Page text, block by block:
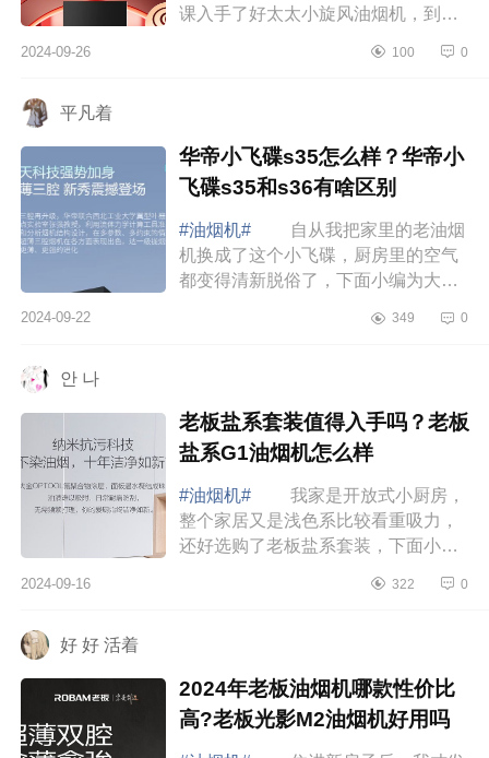
课入手了好太太小旋风油烟机，到家
买到的家电，下面小编为大家介绍下
2024-09-26 100 0
平凡着
华帝小飞碟s35怎么样？华帝小
飞碟s35和s36有啥区别
#油烟机#
自从我把家里的老油烟
机换成了这个小飞碟，厨房里的空气
都变得清新脱俗了，下面小编为大家
飞碟s35和s36有啥区别 华帝小飞
2024-09-22 349 0
안 나
老板盐系套装值得入手吗？老板
盐系G1油烟机怎么样
#油烟机#
我家是开放式小厨房，
整个家居又是浅色系比较看重吸力，
还好选购了老板盐系套装，下面小编
吗？老板盐系G1油烟机怎么样 老
2024-09-16 322 0
好 好 活着
2024年老板油烟机哪款性价比
高?老板光影M2油烟机好用吗